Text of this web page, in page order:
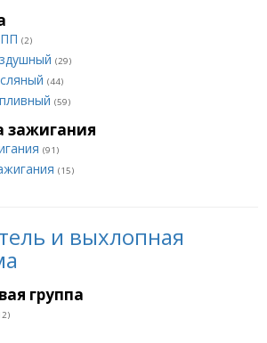
(2)
(29)
(44)
(59)
зажигания
(91)
(15)
и выхлопная
группа